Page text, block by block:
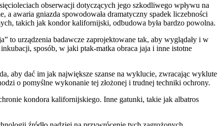
obserwacji dotyczących jego szkodliwego wpływu na
a awaria gniazda spowodowała dramatyczny spadek liczebności
takich jak kondor kalifornijski, odbudowa była bardzo powolna.
to urządzenia badawcze zaprojektowane tak, aby wyglądały i w
sposób, w jaki ptak-matka obraca jaja i inne istotne
aby dać im jak największe szanse na wyklucie, zwracając wyklute
o pomyślne wykonanie tej złożonej i trudnej techniki ochrony.
kondora kalifornijskiego. Inne gatunki, takie jak albatros